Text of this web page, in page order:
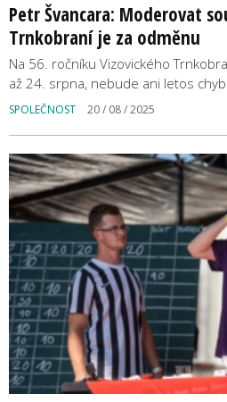
Petr Švancara: Moderovat
Trnkobraní je za odměnu
Na 56. ročníku Vizovického
až 24. srpna, nebude ani letos
SPOLEČNOST 20 / 08 / 2025